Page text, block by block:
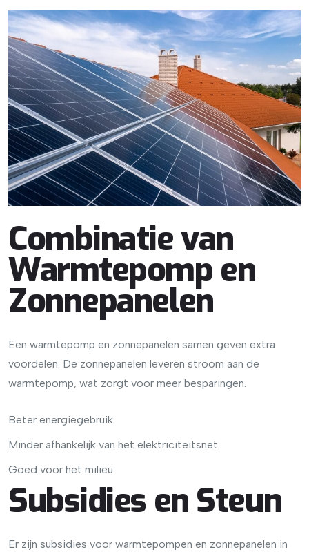
Combinatie van
Warmtepomp en
Zonnepanelen
Een warmtepomp en zonnepanelen samen geven extra
voordelen. De zonnepanelen leveren stroom aan de
warmtepomp, wat zorgt voor meer besparingen.
Beter energiegebruik
Minder afhankelijk van het elektriciteitsnet
Goed voor het milieu
Subsidies en Steun
Er zijn subsidies voor warmtepompen en zonnepanelen in